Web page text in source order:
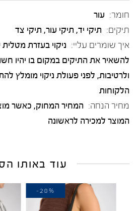
חומר: עור
תיקים: תיקי יד, תיקי עור, תיקי צד
איך שומרים עליי: ניקוי בעזרת
להשאיר את התיקים במקום בו יהיו
ולרטיבות, לפני פעולת ניקוי מומלץ
הלקוחות
מחיר הנחה: המחיר המחוק, כאשר
המוצר למכירה לראשונה
עוד באותו
-20%